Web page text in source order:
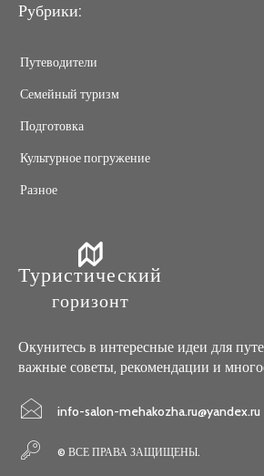
Рубрики:
Путеводители
Семейный туризм
Подготовка
Культурное погружение
Разное
Туристический
горизонт
Окунитесь в интересные идеи для
важные советы, рекомендации и
info-salon-mehakozha.ru@yandex.ru
© ВСЕ ПРАВА ЗАЩИЩЕНЫ.